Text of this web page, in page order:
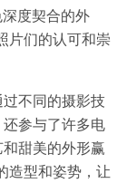
度契合的外
片们的认可和崇
不同的摄影技
参与了许多电
甜美的外形赢
造型和姿势，让